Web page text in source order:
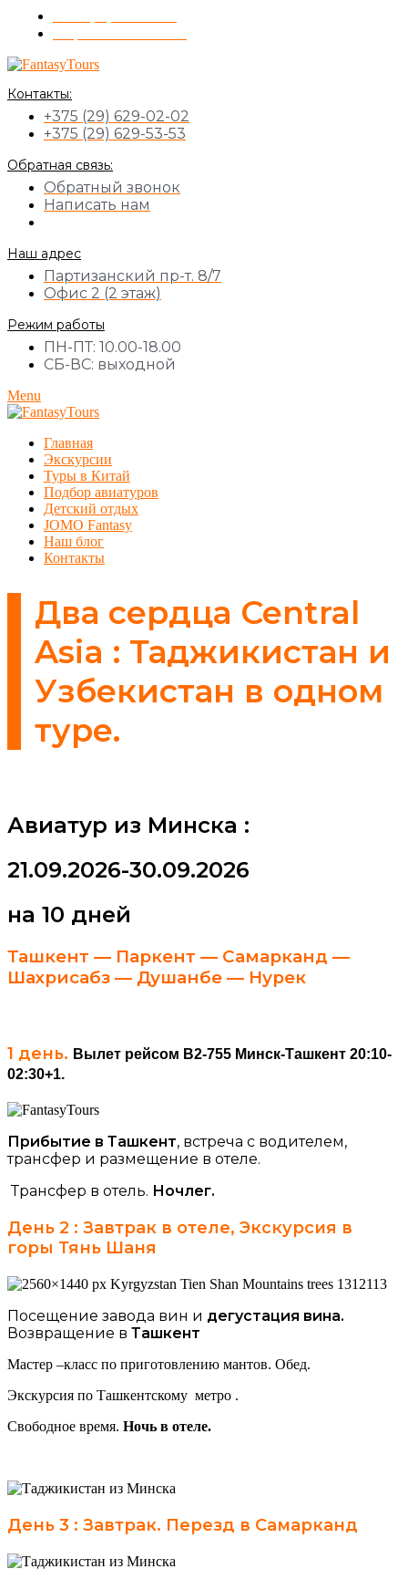
Контакты:
+375 (29) 629-02-02
+375 (29) 629-53-53
Обратная связь:
Обратный звонок
Написать нам
Наш адрес
Партизанский пр-т. 8/7
Офис 2 (2 этаж)
Режим работы
ПН-ПТ: 10.00-18.00
СБ-ВС: выходной
Menu
Главная
Экскурсии
Туры в Китай
Подбор авиатуров
Детский отдых
JOMO Fantasy
Наш блог
Контакты
Два сердца Central
Asia : Таджикистан и
Узбекистан в одном
туре.
Авиатур из Минска :
21.09.2026-30.09.2026
на 10 дней
Ташкент — Паркент — Самарканд —
Шахрисабз — Душанбе — Нурек
1 день. Вылет рейсом B2-755 Минск-Ташкент 20:10-
02:30+1.
Прибытие в Ташкент, встреча с водителем,
трансфер и размещение в отеле.
Трансфер в отель. Ночлег.
День 2 : Завтрак в отеле, Экскурсия в
горы Тянь Шаня
Посещение завода вин и дегустация вина.
Возвращение в Ташкент
Мастер –класс по приготовлению мантов. Обед.
Экскурсия по Ташкентскому метро .
Свободное время. Ночь в отеле.
День 3 : Завтрак. Перезд в Самарканд